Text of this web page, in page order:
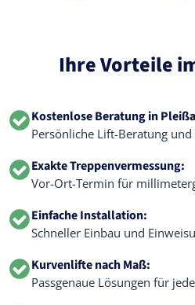
Ihre Vorteile
Kostenlose Beratung in
Persönliche Lift-Beratung
Exakte Treppenvermessung:
Vor-Ort-Termin für
Einfache Installation:
Schneller Einbau und
Kurvenlifte nach Maß:
Passgenaue Lösungen für